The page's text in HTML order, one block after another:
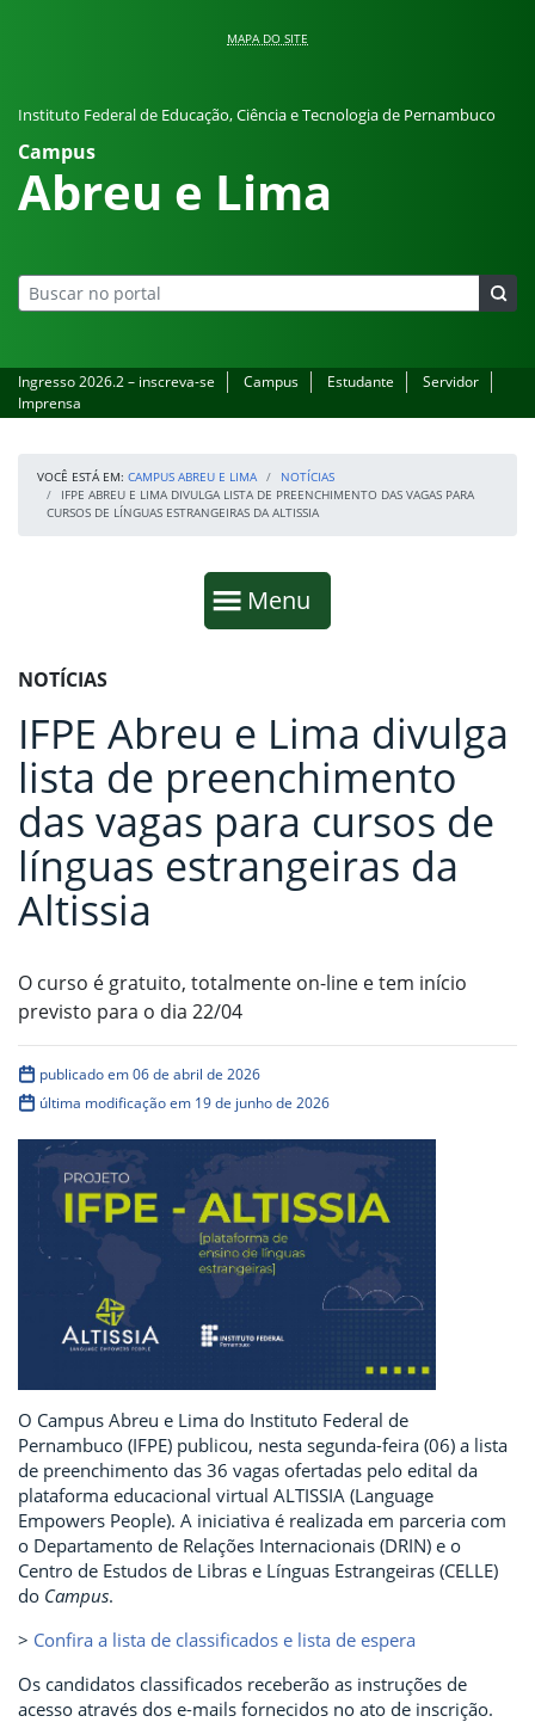
MAPA DO SITE
Instituto Federal de Educação, Ciência e Tecnologia de Pernambuco
Campus
Abreu e Lima
Ingresso 2026.2 – inscreva-se Campus Estudante
Servidor
Imprensa
VOCÊ ESTÁ EM: CAMPUS ABREU E LIMA
NOTÍCIAS
IFPE ABREU E LIMA DIVULGA LISTA DE PREENCHIMENTO DAS VAGAS PARA
CURSOS DE LÍNGUAS ESTRANGEIRAS DA ALTISSIA
Mostrar
Menu
Fim da navegação
Início do conteúdo
NOTÍCIAS
IFPE Abreu e Lima divulga
lista de preenchimento
das vagas para cursos de
línguas estrangeiras da
Altissia
O curso é gratuito, totalmente on-line e tem início
previsto para o dia 22/04
publicado em 06 de abril de 2026
última modificação em 19 de junho de 2026
O Campus Abreu e Lima do Instituto Federal de
Pernambuco (IFPE) publicou, nesta segunda-feira (06) a lista
de preenchimento das 36 vagas ofertadas pelo edital da
plataforma educacional virtual ALTISSIA (Language
Empowers People). A iniciativa é realizada em parceria com
o Departamento de Relações Internacionais (DRIN) e o
Centro de Estudos de Libras e Línguas Estrangeiras (CELLE)
do Campus.
> Confira a lista de classificados e lista de espera
Os candidatos classificados receberão as instruções de
acesso através dos e-mails fornecidos no ato de inscrição.